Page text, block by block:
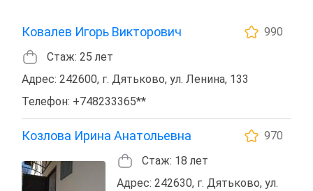
Ковалев Игорь Викторович
990
Стаж: 25 лет
Адрес: 242600, г. Дятьково, ул. Ленина, 133
Телефон: +748233365**
Козлова Ирина Анатольевна
970
Стаж: 18 лет
Адрес: 242630, г. Дятьково, ул.